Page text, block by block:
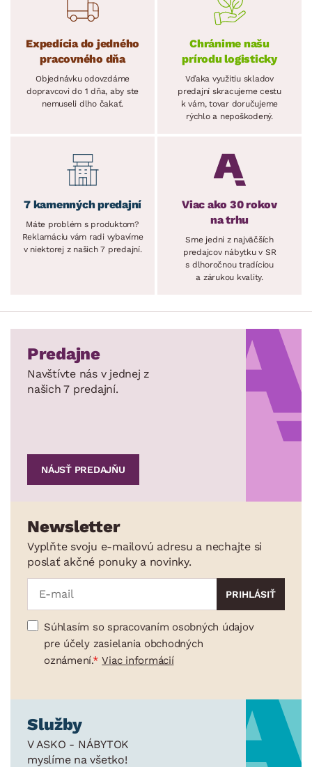
Expedícia do jedného
pracovného dňa
Objednávku odovzdáme
dopravcovi do 1 dňa, aby ste
nemuseli dlho čakať.
Chránime našu
prírodu logisticky
Vďaka využitiu skladov
predajní skracujeme cestu
k vám, tovar doručujeme
rýchlo a nepoškodený.
7 kamenných predajní
Máte problém s produktom?
Reklamáciu vám radi vybavíme
v niektorej z našich 7 predajní.
Viac ako 30 rokov
na trhu
Sme jedni z najväčších
predajcov nábytku v SR
s dlhoročnou tradíciou
a zárukou kvality.
Predajne
Navštívte nás v jednej z
našich 7 predajní.
NÁJSŤ PREDAJŇU
Newsletter
Vyplňte svoju e-mailovú adresu a nechajte si
poslať akčné ponuky a novinky.
Súhlasím so spracovaním osobných údajov
pre účely zasielania obchodných
oznámení.
Viac informácií
Služby
V ASKO - NÁBYTOK
myslíme na všetko!